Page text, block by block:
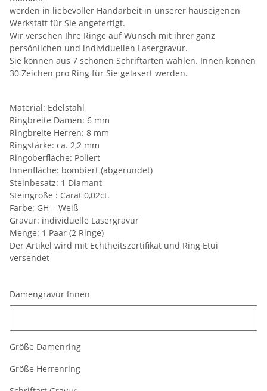
werden in liebevoller Handarbeit in unserer hauseigenen
Werkstatt für Sie angefertigt.
Wir versehen Ihre Ringe auf Wunsch mit ihrer ganz
persönlichen und individuellen Lasergravur.
Sie können aus 7 schönen Schriftarten wählen. Innen können
30 Zeichen pro Ring für Sie gelasert werden.
Material: Edelstahl
Ringbreite Damen: 6 mm
Ringbreite Herren: 8 mm
Ringstärke: ca. 2,2 mm
Ringoberfläche: Poliert
Innenfläche: bombiert (abgerundet)
Steinbesatz: 1 Diamant
Steingröße : Carat 0,02ct.
Farbe: GH = Weiß
Gravur: individuelle Lasergravur
Menge: 1 Paar (2 Ringe)
Der Artikel wird mit Echtheitszertifikat und Ring Etui
versendet
Damengravur Innen
Größe Damenring
Größe Herrenring